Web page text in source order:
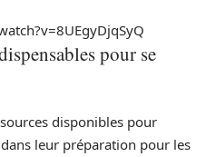
pour se
disponibles pour
leur préparation pour les